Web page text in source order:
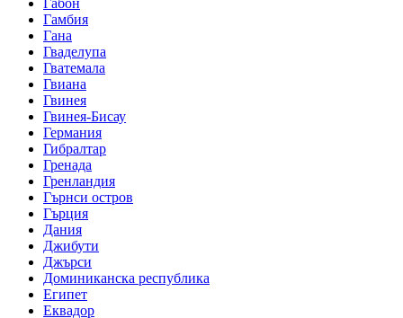
Гамбия
Гана
Гваделупа
Гватемала
Гвиана
Гвинея
Гвинея-Бисау
Германия
Гибралтар
Гренада
Гренландия
Гърнси остров
Гърция
Дания
Джибути
Джърси
Доминиканска республика
Египет
Еквадор